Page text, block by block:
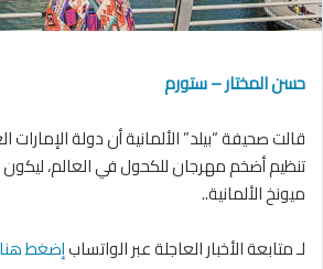
حسن المختار – ستورم
قالت صحيفة “بيلد” الألمانية أن دولة الإمارات
تنظيم أضخم مهرجان للكحول في العالم،
ميونخ الألمانية..
لـ متابعة الأخبار العاجلة عبر الواتسابإضغط هنا